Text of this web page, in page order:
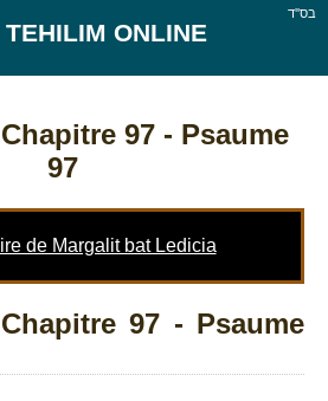
בס''ד
TEHILIM ONLINE
97 - Psaume
97
de Margalit bat Ledicia
97 - Psaume